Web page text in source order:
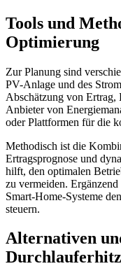
Tools und
Optimierung
Zur Planung sind
PV-Anlage und des
Abschätzung von
Anbieter von
oder Plattformen für die
Methodisch ist die
Ertragsprognose und
hilft, den optimalen
zu vermeiden.
Smart-Home-Systeme
steuern.
Alternativen